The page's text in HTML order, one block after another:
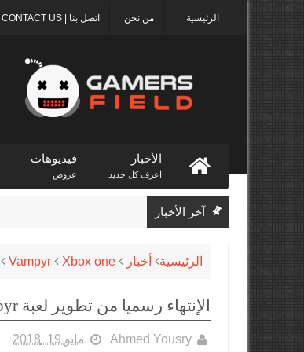
اتصل بنا | CONTACT US من نحن الرئيسية
الأخبار
اعرف كل جديد
فيديوهات
عروض
آخر الأخبار
الرئيسية أخبار Vampyr Xbox one
الإنتهاء رسميا من تطوير لعبة Vampyr
Ahmed Yousry مايو 19, 2018